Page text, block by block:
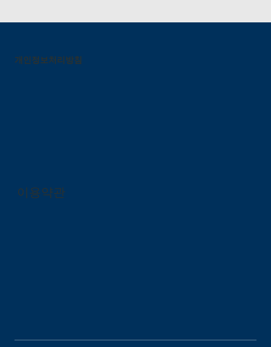
이용약관
개인정보처리방침